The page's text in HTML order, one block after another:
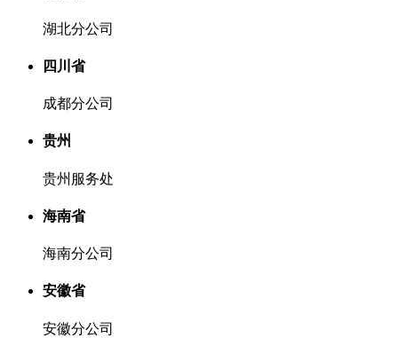
湖北分公司
四川省
成都分公司
贵州
贵州服务处
海南省
海南分公司
安徽省
安徽分公司